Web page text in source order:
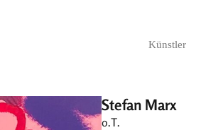
Künstler
Stefan Marx
o.T.